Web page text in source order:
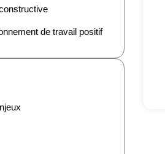
de travail positif